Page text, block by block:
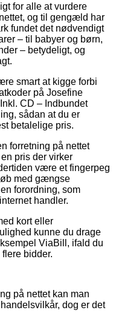
for alle at vurdere
og til gengæld har
fundet det nødvendigt
– til babyer og børn,
– betydeligt, og
smart at kigge forbi
på Josefine
CD – Indbundet
sådan at du er
betalelige pris.
forretning på nettet
pris der virker
være et fingerpeg
med gængse
forordning, som
handler.
kort eller
kunne du drage
ViaBill, ifald du
bidder.
på nettet kan man
dog er det